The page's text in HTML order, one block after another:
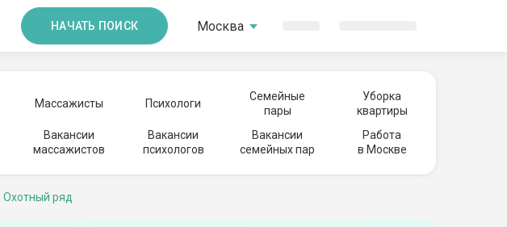
НАЧАТЬ ПОИСК Москва
Массажисты Психологи
Семейные
пары
Уборка
квартиры
Вакансии
массажистов
Вакансии
психологов
Вакансии
семейных пар
Работа
в Москве
Охотный ряд